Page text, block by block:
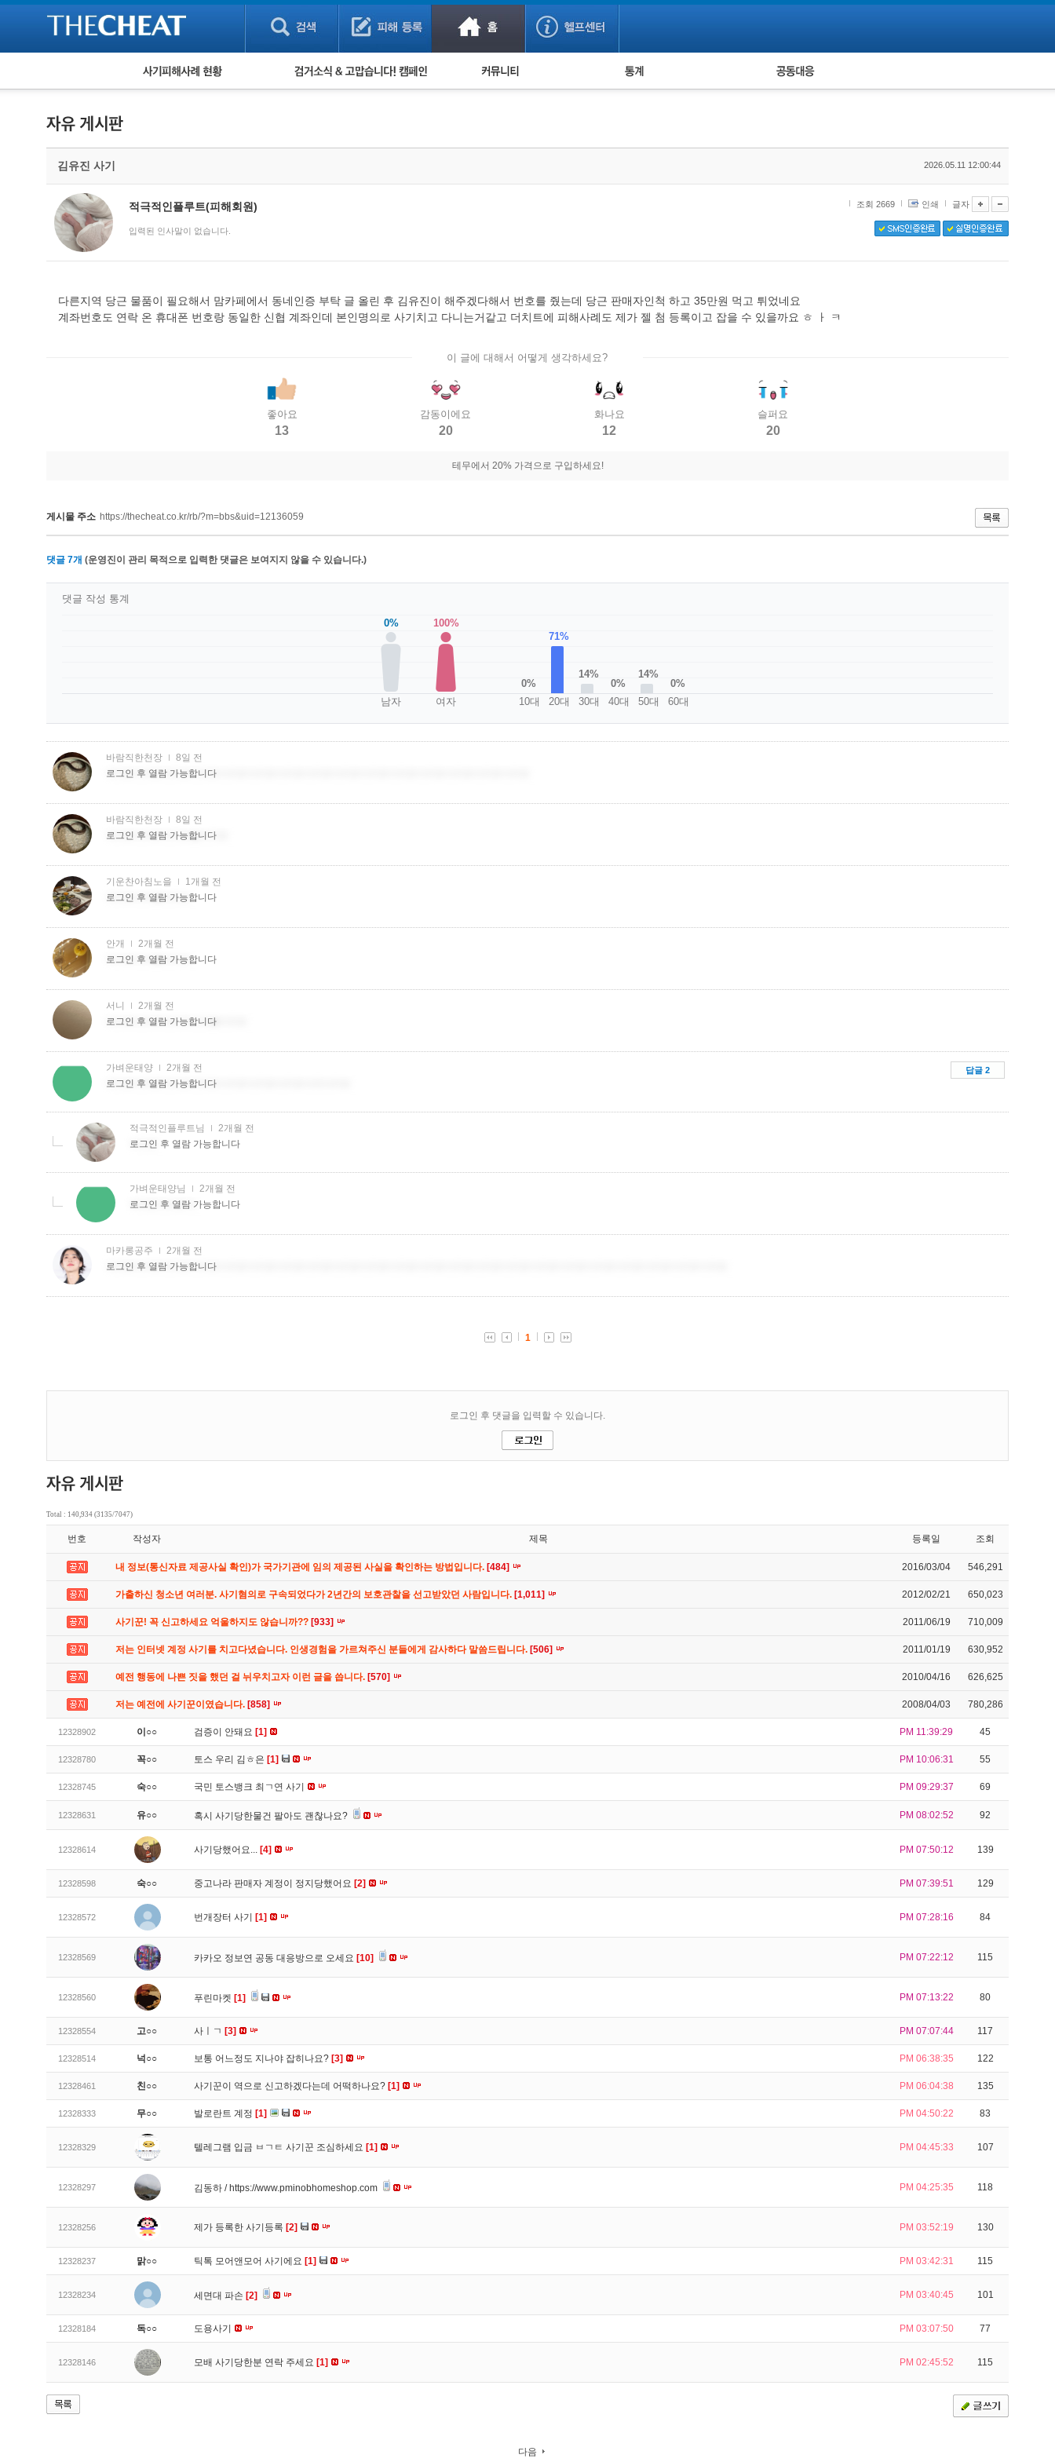
피해사례 현황
유해사이트 목록
비공개 피해사례
워킹홀리데이 피해사례
검거 소식 사기 예방했어요! 누적 피해사례 통계 피해자 공동대응
김유진 사기 2026.05.11 12:00:44
적극적인플루트(피해회원)
입력된 인사말이 없습니다.
조회 2669 인쇄 글자
다른지역 당근 물품이 필요해서 맘카페에서 동네인증 부탁 글 올린 후 김유진이 해주겠다해서 번호를 줬는데 당근 판매자인척 하고 35만원 먹고 튀었네요
계좌번호도 연락 온 휴대폰 번호랑 동일한 신협 계좌인데 본인명의로 사기치고 다니는거같고 더치트에 피해사례도 제가 젤 첨 등록이고 잡을 수 있을까요 ㅎ ㅏ ㅋ
이 글에 대해서 어떻게 생각하세요?
좋아요
13
감동이에요
20
화나요
12
슬퍼요
20
테무에서 20% 가격으로 구입하세요!
게시물 주소 https://thecheat.co.kr/rb/?m=bbs&uid=12136059
댓글 7개 (운영진이 관리 목적으로 입력한 댓글은 보여지지 않을 수 있습니다.)
0%
남자
100%
여자
0%
10대
71%
20대
14%
30대
0%
40대
14%
50대
0%
60대
댓글 작성 통계
Total : 140,934 (3135/7047)
번호 작성자 제목 등록일 조회
내 정보(통신자료 제공사실 확인)가 국가기관에 임의 제공된 사실을 확인하는 방법입니다. [484] 2016/03/04 546,291
가출하신 청소년 여러분. 사기혐의로 구속되었다가 2년간의 보호관찰을 선고받았던 사람입니다. [1,011] 2012/02/21 650,023
사기꾼! 꼭 신고하세요 억울하지도 않습니까?? [933] 2011/06/19 710,009
저는 인터넷 계정 사기를 치고다녔습니다. 인생경험을 가르쳐주신 분들에게 감사하다 말씀드립니다. [506] 2011/01/19 630,952
예전 행동에 나쁜 짓을 했던 걸 뉘우치고자 이런 글을 씁니다. [570] 2010/04/16 626,625
저는 예전에 사기꾼이였습니다. [858] 2008/04/03 780,286
12328902 이○○ 검증이 안돼요 [1] PM 11:39:29 45
12328780 꼭○○ 토스 우리 김ㅎ은 [1] PM 10:06:31 55
12328745 숙○○ 국민 토스뱅크 최ㄱ연 사기 PM 09:29:37 69
12328631 유○○ 혹시 사기당한물건 팔아도 괜찮나요? PM 08:02:52 92
12328614 사기당했어요... [4] PM 07:50:12 139
12328598 숙○○ 중고나라 판매자 계정이 정지당했어요 [2] PM 07:39:51 129
12328572 번개장터 사기 [1] PM 07:28:16 84
12328569 카카오 정보연 공동 대응방으로 오세요 [10] PM 07:22:12 115
12328560 푸린마켓 [1] PM 07:13:22 80
12328554 고○○ 사ㅣㄱ [3] PM 07:07:44 117
12328514 넉○○ 보통 어느정도 지나야 잡히나요? [3] PM 06:38:35 122
12328461 친○○ 사기꾼이 역으로 신고하겠다는데 어떡하나요? [1] PM 06:04:38 135
12328333 무○○ 발로란트 계정 [1] PM 04:50:22 83
12328329 텔레그램 입금 ㅂㄱㅌ 사기꾼 조심하세요 [1] PM 04:45:33 107
12328297 김동하 / https://www.pminobhomeshop.com PM 04:25:35 118
12328256 제가 등록한 사기등록 [2] PM 03:52:19 130
12328237 맑○○ 틱톡 모어앤모어 사기에요 [1] PM 03:42:31 115
12328234 세면대 파손 [2] PM 03:40:45 101
12328184 독○○ 도용사기 PM 03:07:50 77
12328146 모배 사기당한분 연락 주세요 [1] PM 02:45:52 115
다음